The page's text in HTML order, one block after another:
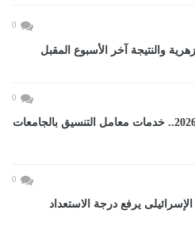
0
والنتيجة آخر الأسبوع المقبل
0
تنسيق المرحلة الأولى 2026.. خدمات معامل التنسيق بالجامعات
0
يرفع درجة الاستعداد